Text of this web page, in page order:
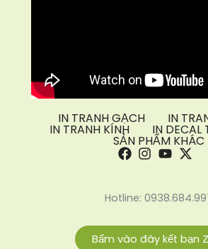
IN TRANH GẠCH IN
IN TRANH KÍNH IN DECAL
SẢN PHẨM KHÁC
Hotline:
Bấm vào đây kết bạn